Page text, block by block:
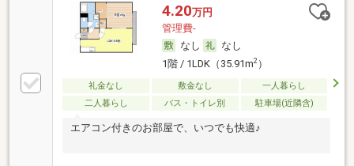
4.20万円
管理費-
なし
なし
1階 / 1LDK（35.91m2）
礼金なし 敷金なし
一人暮らし
二人暮らし
バス・トイレ別 駐車場(近隣含)
エアコン付きのお部屋で、いつでも快適♪